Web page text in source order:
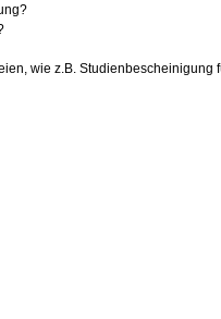
wie z.B.